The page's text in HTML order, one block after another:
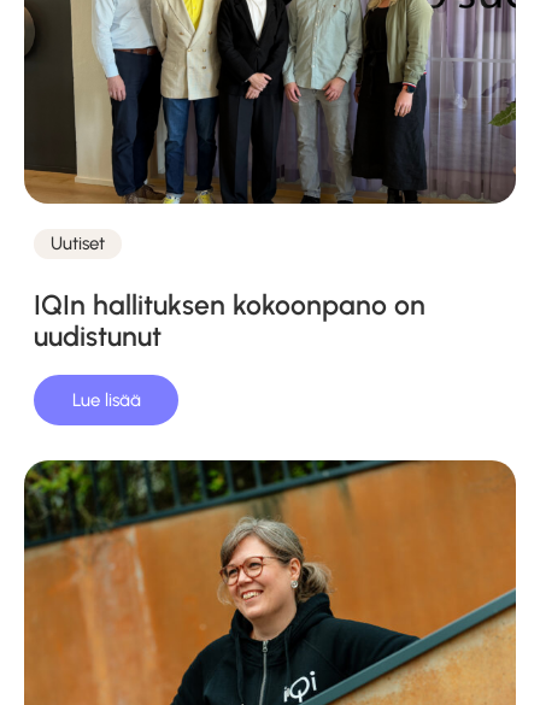
Kategoriat
Uutiset
IQIn hallituksen kokoonpano on
uudistunut
Lue lisää